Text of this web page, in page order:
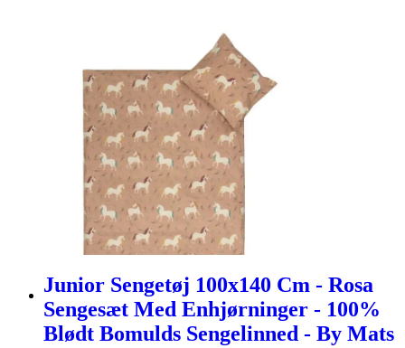
Junior Sengetøj 100x140 Cm - Rosa
Sengesæt Med Enhjørninger - 100%
Blødt Bomulds Sengelinned - By Mats